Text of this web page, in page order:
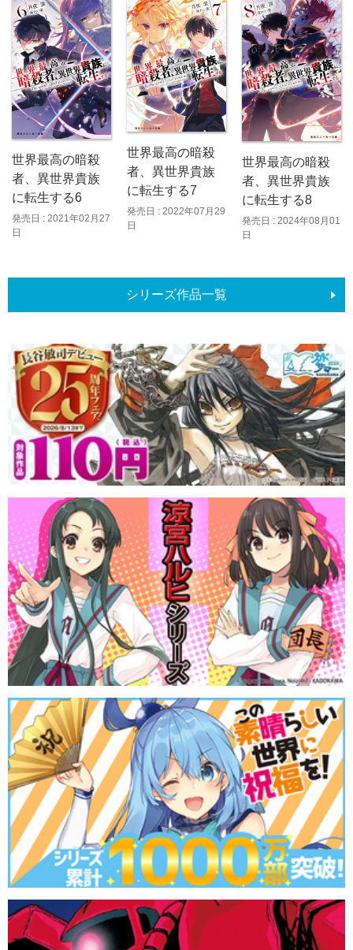
世界最高の暗殺
者、異世界貴族
に転生する6
発売日 : 2021年02月27
日
世界最高の暗殺
者、異世界貴族
に転生する7
発売日 : 2022年07月29
日
世界最高の暗殺
者、異世界貴族
に転生する8
発売日 : 2024年08月01
日
シリーズ作品一覧